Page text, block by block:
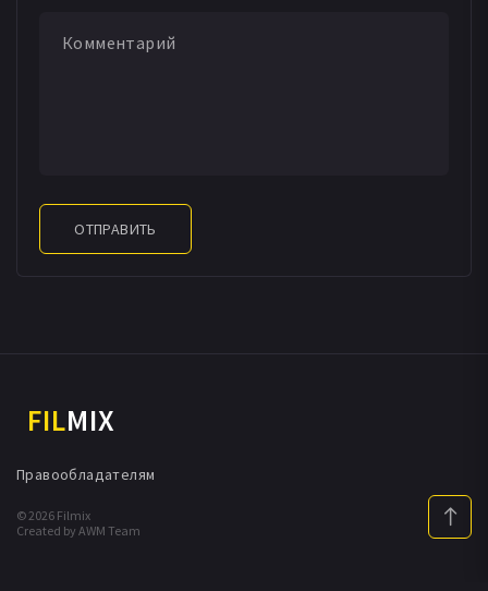
выпутаться незапятнанными из щекотливой ситуации
ОТПРАВИТЬ
FILMIX
© 2026 Filmix
Created by AWM Team
Правообладателям